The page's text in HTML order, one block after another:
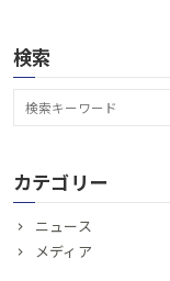
検索
カテゴリー
ニュース
メディア